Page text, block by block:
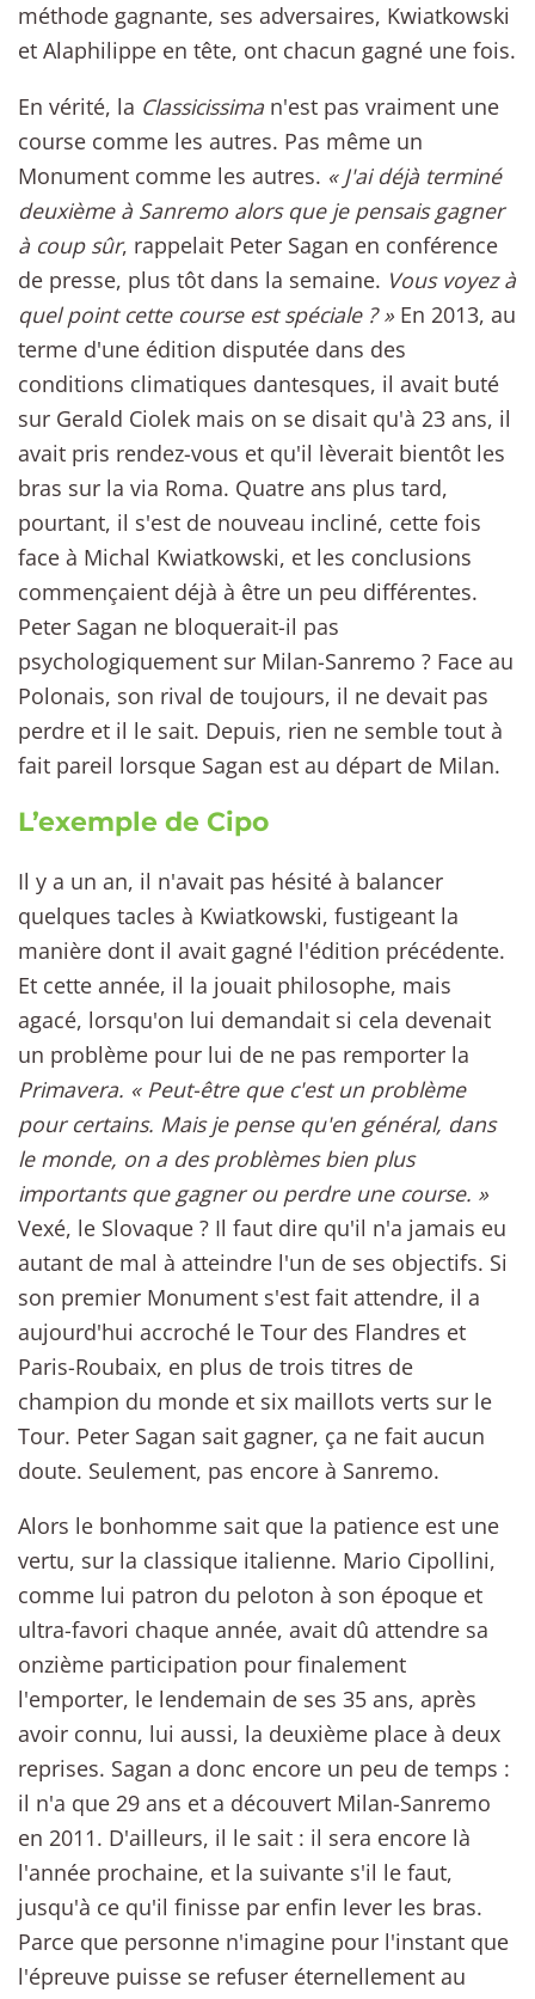
méthode gagnante, ses adversaires, Kwiatkowski
et Alaphilippe en tête, ont chacun gagné une fois.
En vérité, la Classicissima n'est pas vraiment une
course comme les autres. Pas même un
Monument comme les autres. « J'ai déjà terminé
deuxième à Sanremo alors que je pensais gagner
à coup sûr, rappelait Peter Sagan en conférence
de presse, plus tôt dans la semaine. Vous voyez à
quel point cette course est spéciale ? » En 2013, au
terme d'une édition disputée dans des
conditions climatiques dantesques, il avait buté
sur Gerald Ciolek mais on se disait qu'à 23 ans, il
avait pris rendez-vous et qu'il lèverait bientôt les
bras sur la via Roma. Quatre ans plus tard,
pourtant, il s'est de nouveau incliné, cette fois
face à Michal Kwiatkowski, et les conclusions
commençaient déjà à être un peu différentes.
Peter Sagan ne bloquerait-il pas
psychologiquement sur Milan-Sanremo ? Face au
Polonais, son rival de toujours, il ne devait pas
perdre et il le sait. Depuis, rien ne semble tout à
fait pareil lorsque Sagan est au départ de Milan.
L’exemple de Cipo
Il y a un an, il n'avait pas hésité à balancer
quelques tacles à Kwiatkowski, fustigeant la
manière dont il avait gagné l'édition précédente.
Et cette année, il la jouait philosophe, mais
agacé, lorsqu'on lui demandait si cela devenait
un problème pour lui de ne pas remporter la
Primavera. « Peut-être que c'est un problème
pour certains. Mais je pense qu'en général, dans
le monde, on a des problèmes bien plus
importants que gagner ou perdre une course. »
Vexé, le Slovaque ? Il faut dire qu'il n'a jamais eu
autant de mal à atteindre l'un de ses objectifs. Si
son premier Monument s'est fait attendre, il a
aujourd'hui accroché le Tour des Flandres et
Paris-Roubaix, en plus de trois titres de
champion du monde et six maillots verts sur le
Tour. Peter Sagan sait gagner, ça ne fait aucun
doute. Seulement, pas encore à Sanremo.
Alors le bonhomme sait que la patience est une
vertu, sur la classique italienne. Mario Cipollini,
comme lui patron du peloton à son époque et
ultra-favori chaque année, avait dû attendre sa
onzième participation pour finalement
l'emporter, le lendemain de ses 35 ans, après
avoir connu, lui aussi, la deuxième place à deux
reprises. Sagan a donc encore un peu de temps :
il n'a que 29 ans et a découvert Milan-Sanremo
en 2011. D'ailleurs, il le sait : il sera encore là
l'année prochaine, et la suivante s'il le faut,
jusqu'à ce qu'il finisse par enfin lever les bras.
Parce que personne n'imagine pour l'instant que
l'épreuve puisse se refuser éternellement au